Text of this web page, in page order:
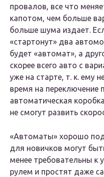
провалов, все что
капотом, чем больше
больше шума издает.
«стартонут» два
будет «автомат», а
скорее всего авто с
уже на старте, т. к. ему
время на переключение
автоматическая
не смогут развить
«Автоматы» хорошо
для новичков могут
менее требовательны к
рулем и простят даже